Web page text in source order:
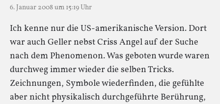
6. Januar 2008 um 15:19 Uhr
Ich kenne nur die US-amerikanische Version. Dort
war auch Geller nebst Criss Angel auf der Suche
nach dem Phenomenon. Was geboten wurde waren
durchweg immer wieder die selben Tricks.
Zeichnungen, Symbole wiederfinden, die gefühlte
aber nicht physikalisch durchgeführte Berührung,